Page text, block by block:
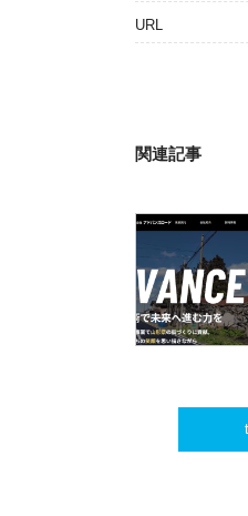
URL
関連記事